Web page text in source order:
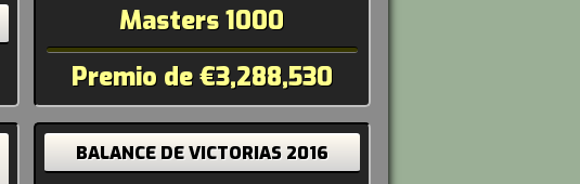
Masters 1000
Premio de €3,288,530
BALANCE DE VICTORIAS 2016